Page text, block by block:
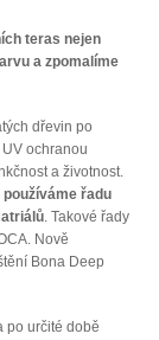
teras nejen
a zpomalíme
dřevin po
ochranou
a životnost.
řadu
. Takové řady
Nově
Bona Deep
po určité době